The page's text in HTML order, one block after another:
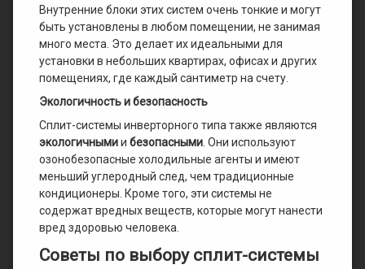
Внутренние блоки этих систем очень тонкие и могут
быть установлены в любом помещении, не занимая
много места. Это делает их идеальными для
установки в небольших квартирах, офисах и других
помещениях, где каждый сантиметр на счету.
Экологичность и безопасность
Сплит-системы инверторного типа также являются
экологичнымии безопасными . Они используют
озонобезопасные холодильные агенты и имеют
меньший углеродный след, чем традиционные
кондиционеры. Кроме того, эти системы не
содержат вредных веществ, которые могут нанести
вред здоровью человека.
Советы по выбору сплит-системы